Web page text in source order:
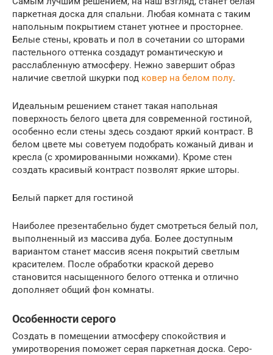
паркетная доска для спальни. Любая комната с таким
напольным покрытием станет уютнее и просторнее.
Белые стены, кровать и пол в сочетании со шторами
пастельного оттенка создадут романтическую и
расслабленную атмосферу. Нежно завершит образ
наличие светлой шкурки под ковер на белом полу.
Идеальным решением станет такая напольная
поверхность белого цвета для современной гостиной,
особенно если стены здесь создают яркий контраст. В
белом цвете мы советуем подобрать кожаный диван и
кресла (с хромированными ножками). Кроме стен
создать красивый контраст позволят яркие шторы.
Белый паркет для гостиной
Наиболее презентабельно будет смотреться белый пол,
выполненный из массива дуба. Более доступным
вариантом станет массив ясеня покрытий светлым
красителем. После обработки краской дерево
становится насыщенного белого оттенка и отлично
дополняет общий фон комнаты.
Особенности серого
Создать в помещении атмосферу спокойствия и
умиротворения поможет серая паркетная доска. Серо-